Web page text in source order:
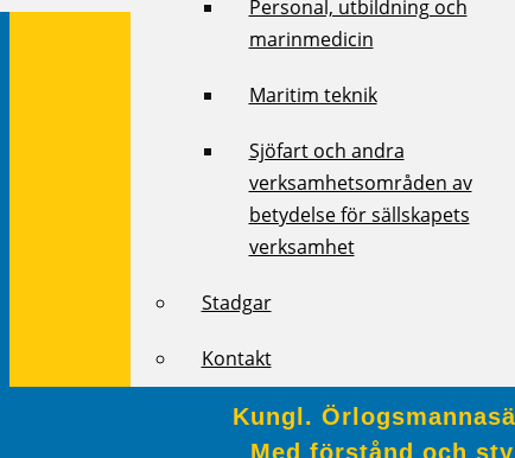
Personal, utbildning och
marinmedicin
Maritim teknik
Sjöfart och andra
verksamhetsområden av
betydelse för sällskapets
verksamhet
Stadgar
Kontakt
Kungl.
Med förstånd och